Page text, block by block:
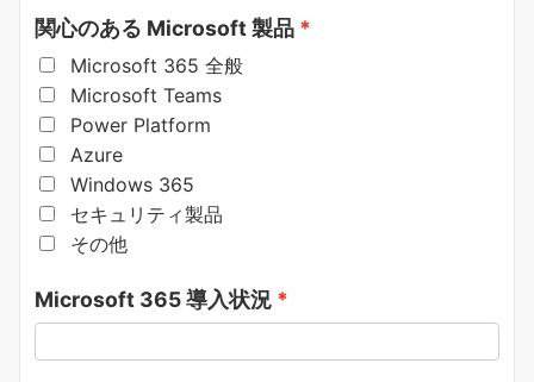
関心のある Microsoft 製品
Microsoft 365 全般
Microsoft Teams
Power Platform
Azure
Windows 365
セキュリティ製品
その他
Microsoft 365 導入状況